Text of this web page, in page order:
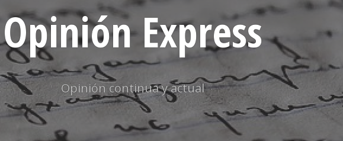
Opinión Express
Opinión continua y actual